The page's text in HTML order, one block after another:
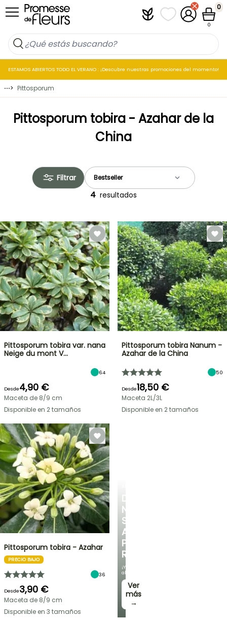
Ir al contenido PlantfitMis listas de
Mi cuenta
Cesta
0
0
ESTAMOS ABIERTOS TODO EL VERANO : ¡Descubre nuestras promociones del momento!
⋯> Pittosporum
Pittosporum tobira - Azahar de la
China
Filtrar
4 resultados
DESCUBRE
NUESTRA
SELECCIÓN
A
PRECIOS
REDUCIDOS
¡Y
ahorra!
Ver
más
→
Pittosporum tobira var. nana
Neige du mont V…
64
Desde4,90 €
Maceta de 8/9 cm
Disponible en 2 tamaños
Pittosporum tobira Nanum -
Azahar de la China
50
Desde18,50 €
Maceta 2L/3L
Disponible en 2 tamaños
Pittosporum tobira - Azahar
PRECIO BAJO
36
Desde3,90 €
Maceta de 8/9 cm
Disponible en 3 tamaños